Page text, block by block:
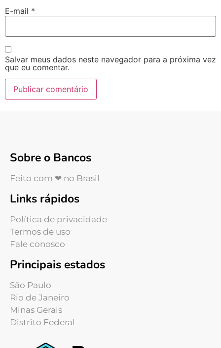
E-mail *
Salvar meus dados neste navegador para a próxima vez
que eu comentar.
Sobre o Bancos
Feito com ❤ no Brasil
Links rápidos
Política de privacidade
Termos de uso
Fale conosco
Principais estados
São Paulo
Rio de Janeiro
Minas Gerais
Distrito Federal